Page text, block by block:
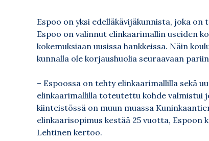
Espoo on yksi edelläkävijäkunnista, joka
Espoo on valinnut elinkaarimallin useiden
kokemuksiaan uusissa hankkeissa. Näin
kunnalla ole korjaushuolia seuraavaan
– Espoossa on tehty elinkaarimallilla sekä
elinkaarimallilla toteutettu kohde valmistui
kiinteistössä on muun muassa
elinkaarisopimus kestää 25 vuotta,
Lehtinen kertoo.